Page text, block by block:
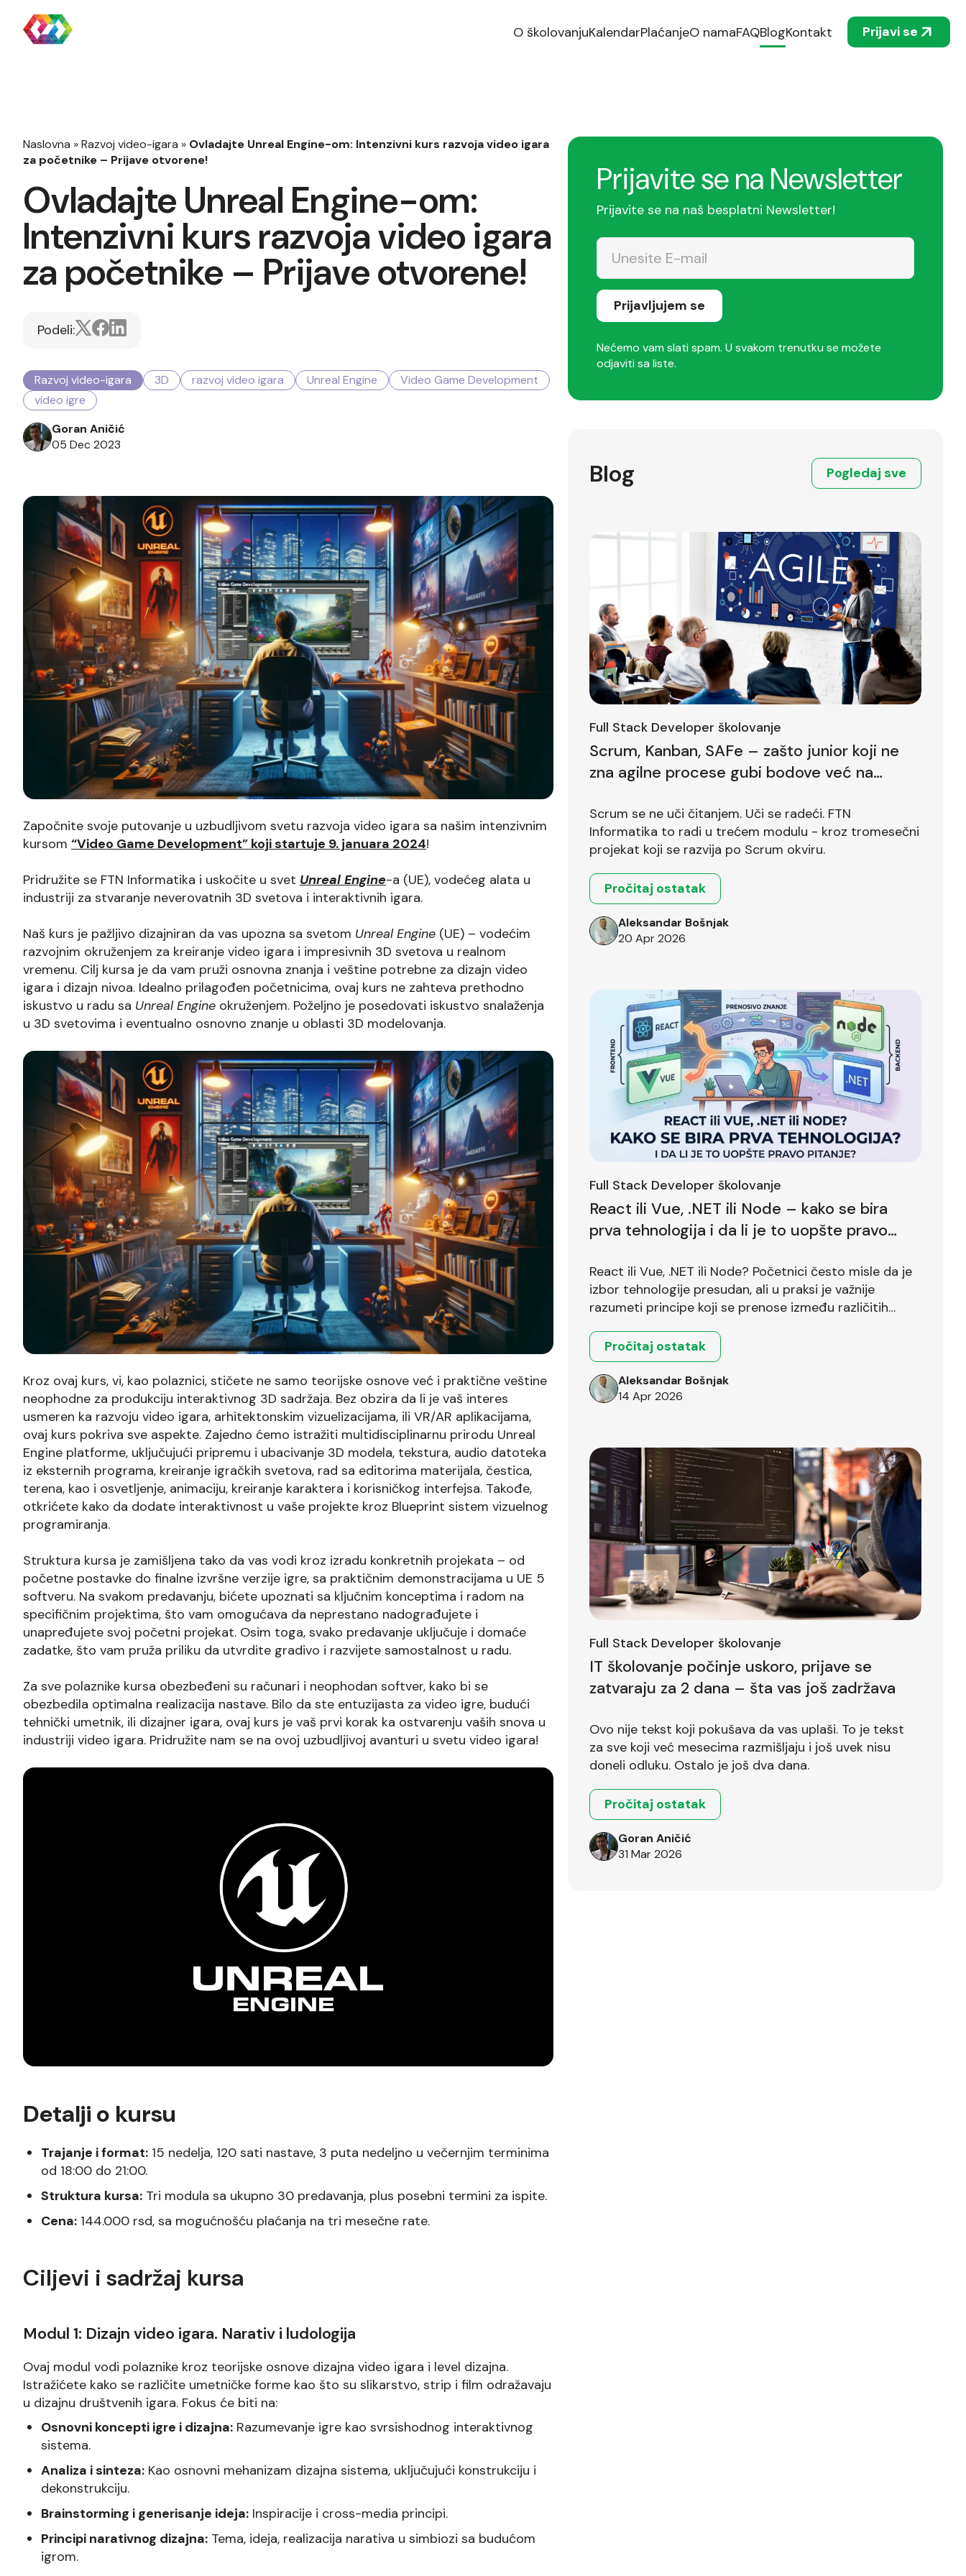
O školovanjuKalendarPlaćanjeO namaFAQBlogKontakt Prijavi se
Naslovna »Razvoj video-igara » Ovladajte Unreal Engine-om: Intenzivni kurs razvoja video igara
za početnike – Prijave otvorene!
Ovladajte Unreal Engine-om:
Intenzivni kurs razvoja video igara
za početnike – Prijave otvorene!
Podeli:
Razvoj video-igara 3D razvoj video igara Unreal Engine
Video Game Development
video igre
Goran Aničić
05 Dec 2023
Započnite svoje putovanje u uzbudljivom svetu razvoja video igara sa našim intenzivnim
kursom “Video Game Development” koji startuje 9. januara 2024!
Pridružite se FTN Informatika i uskočite u svet Unreal Engine-a (UE), vodećeg alata u
industriji za stvaranje neverovatnih 3D svetova i interaktivnih igara.
Naš kurs je pažljivo dizajniran da vas upozna sa svetom Unreal Engine (UE) – vodećim
razvojnim okruženjem za kreiranje video igara i impresivnih 3D svetova u realnom
vremenu. Cilj kursa je da vam pruži osnovna znanja i veštine potrebne za dizajn video
igara i dizajn nivoa. Idealno prilagođen početnicima, ovaj kurs ne zahteva prethodno
iskustvo u radu sa Unreal Engine okruženjem. Poželjno je posedovati iskustvo snalaženja
u 3D svetovima i eventualno osnovno znanje u oblasti 3D modelovanja.
Kroz ovaj kurs, vi, kao polaznici, stičete ne samo teorijske osnove već i praktične veštine
neophodne za produkciju interaktivnog 3D sadržaja. Bez obzira da li je vaš interes
usmeren ka razvoju video igara, arhitektonskim vizuelizacijama, ili VR/AR aplikacijama,
ovaj kurs pokriva sve aspekte. Zajedno ćemo istražiti multidisciplinarnu prirodu Unreal
Engine platforme, uključujući pripremu i ubacivanje 3D modela, tekstura, audio datoteka
iz eksternih programa, kreiranje igračkih svetova, rad sa editorima materijala, čestica,
terena, kao i osvetljenje, animaciju, kreiranje karaktera i korisničkog interfejsa. Takođe,
otkrićete kako da dodate interaktivnost u vaše projekte kroz Blueprint sistem vizuelnog
programiranja.
Struktura kursa je zamišljena tako da vas vodi kroz izradu konkretnih projekata – od
početne postavke do finalne izvršne verzije igre, sa praktičnim demonstracijama u UE 5
softveru. Na svakom predavanju, bićete upoznati sa ključnim konceptima i radom na
specifičnim projektima, što vam omogućava da neprestano nadograđujete i
unapređujete svoj početni projekat. Osim toga, svako predavanje uključuje i domaće
zadatke, što vam pruža priliku da utvrdite gradivo i razvijete samostalnost u radu.
Za sve polaznike kursa obezbeđeni su računari i neophodan softver, kako bi se
obezbedila optimalna realizacija nastave. Bilo da ste entuzijasta za video igre, budući
tehnički umetnik, ili dizajner igara, ovaj kurs je vaš prvi korak ka ostvarenju vaših snova u
industriji video igara. Pridružite nam se na ovoj uzbudljivoj avanturi u svetu video igara!
Detalji o kursu
Trajanje i format: 15 nedelja, 120 sati nastave, 3 puta nedeljno u večernjim terminima
od 18:00 do 21:00.
Struktura kursa: Tri modula sa ukupno 30 predavanja, plus posebni termini za ispite.
Cena: 144.000 rsd, sa mogućnošću plaćanja na tri mesečne rate.
Ciljevi i sadržaj kursa
Modul 1: Dizajn video igara. Narativ i ludologija
Ovaj modul vodi polaznike kroz teorijske osnove dizajna video igara i level dizajna.
Istražićete kako se različite umetničke forme kao što su slikarstvo, strip i film odražavaju
u dizajnu društvenih igara. Fokus će biti na:
Osnovni koncepti igre i dizajna: Razumevanje igre kao svrsishodnog interaktivnog
sistema.
Analiza i sinteza: Kao osnovni mehanizam dizajna sistema, uključujući konstrukciju i
dekonstrukciju.
Brainstorming i generisanje ideja: Inspiracije i cross-media principi.
Principi narativnog dizajna: Tema, ideja, realizacija narativa u simbiozi sa budućom
igrom.
Prijavite se na Newsletter
Prijavite se na naš besplatni Newsletter!
Prijavljujem se
Nećemo vam slati spam. U svakom trenutku se možete
odjaviti sa liste.
Blog Pogledaj sve
Full Stack Developer školovanje
Scrum, Kanban, SAFe – zašto junior koji ne
zna agilne procese gubi bodove već na
Scrum se ne uči čitanjem. Uči se radeći. FTN
Informatika to radi u trećem modulu - kroz tromesečni
projekat koji se razvija po Scrum okviru.
Pročitaj ostatak
Aleksandar Bošnjak
20 Apr 2026
Full Stack Developer školovanje
React ili Vue, .NET ili Node – kako se bira
prva tehnologija i da li je to uopšte pravo
React ili Vue, .NET ili Node? Početnici često misle da je
izbor tehnologije presudan, ali u praksi je važnije
razumeti principe koji se prenose između različitih
Pročitaj ostatak
Aleksandar Bošnjak
14 Apr 2026
Full Stack Developer školovanje
IT školovanje počinje uskoro, prijave se
zatvaraju za 2 dana – šta vas još zadržava
Ovo nije tekst koji pokušava da vas uplaši. To je tekst
za sve koji već mesecima razmišljaju i još uvek nisu
doneli odluku. Ostalo je još dva dana.
Pročitaj ostatak
Goran Aničić
31 Mar 2026